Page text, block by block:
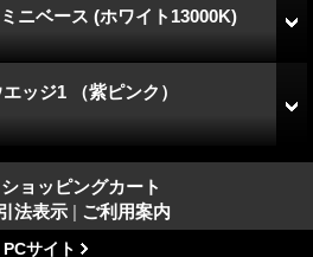
ニベース (ホワイト13000K)
ッジ1 （紫ピンク）
ショッピングカート
法表示 | ご利用案内
PCサイト